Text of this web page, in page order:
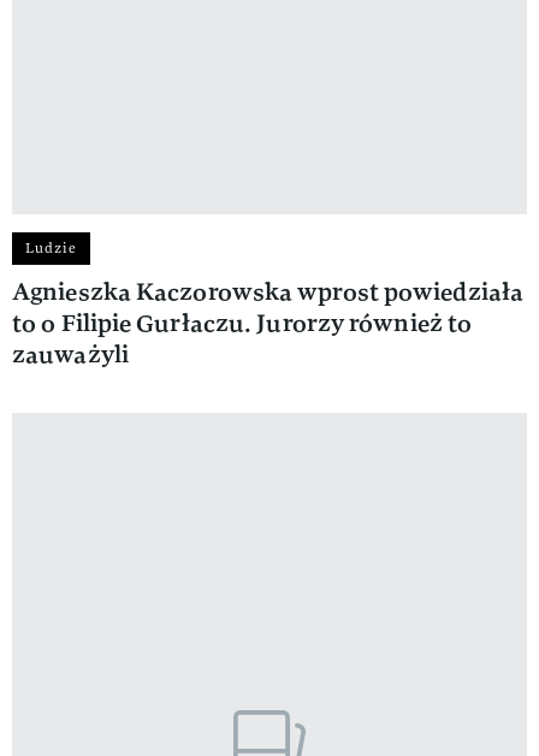
Ludzie
Agnieszka Kaczorowska wprost powiedziała
to o Filipie Gurłaczu. Jurorzy również to
zauważyli